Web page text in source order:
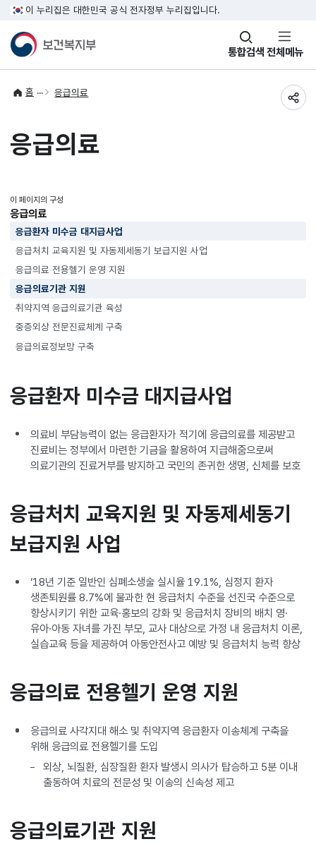
이 누리집은 대한민국 공식 전자정부 누리집입니다.
통합검색
창
열기 전체메뉴
홈 응급의료
응급의료
이 페이지의 구성
응급의료
응급환자 미수금 대지급사업
응급처치 교육지원 및 자동제세동기 보급지원 사업
응급의료 전용헬기 운영 지원
응급의료기관 지원
취약지역 응급의료기관 육성
중증외상 전문진료체계 구축
응급의료정보망 구축
응급환자 미수금 대지급사업
의료비 부담능력이 없는 응급환자가 적기에 응급의료를 제공받고
진료비는 정부에서 마련한 기금을 활용하여 지급해줌으로써
의료기관의 진료거부를 방지하고 국민의 존귀한 생명, 신체를 보호
응급처치 교육지원 및 자동제세동기
보급지원 사업
‘18년 기준 일반인 심폐소생술 실시율 19.1%, 심정지 환자
생존퇴원률 8.7%에 불과한 현 응급처치 수준을 선진국 수준으로
향상시키기 위한 교육·홍보의 강화 및 응급처치 장비의 배치 영·
유아·아동 자녀를 가진 부모, 교사 대상으로 가정 내 응급처치 이론,
실습교육 등을 제공하여 아동안전사고 예방 및 응급처치 능력 향상
응급의료 전용헬기 운영 지원
응급의료 사각지대 해소 및 취약지역 응급환자 이송체계 구축을
위해 응급의료 전용헬기를 도입
외상, 뇌질환, 심장질환 환자 발생시 의사가 탑승하고 5분 이내
출동하여 치료의 전문성 및 이송의 신속성 제고
응급의료기관 지원